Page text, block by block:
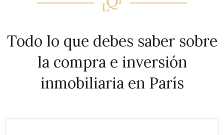
Todo lo que debes saber sobre
la compra e inversión
inmobiliaria en París